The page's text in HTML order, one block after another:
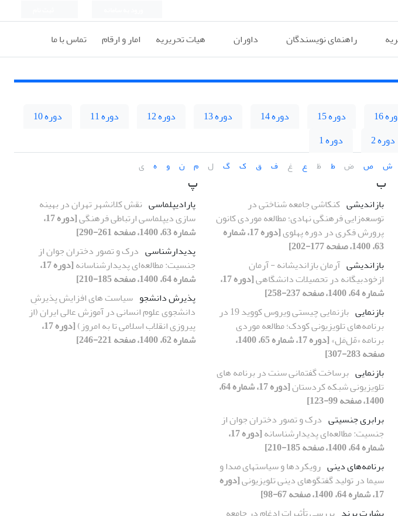
راهنمای نویسندگان داوران هیات تحریریه امار و ارقام تماس با ما
16 دوره 15 دوره 14 دوره 13 دوره 12 دوره 11
دوره 10
دوره 2 دوره 1
ش ص ض ط ظ ع غ ف ق ک گ ل م ن و ه ی
ب
بازاندیشی کنکاشی جامعه شناختی در
توسعه‌زایی فرهنگی نهادی؛ مطالعه موردی کانون
پرورش فکری در دوره پهلوی
[دوره 17، شماره
63، 1400، صفحه 177-202]
بازاندیشی آرمان بازاندیشانه - آرمان
ازخودبیگانه در تحصیلات دانشگاهی
[دوره 17،
شماره 64، 1400، صفحه 237-258]
بازنمایی
بازنمایی چیستی ویروس کووید 19 در
برنامه‌های تلویزیونی کودک؛ مطالعه موردی
برنامه «مّل‌مَل»
[دوره 17، شماره 65، 1400،
صفحه 283-307]
بازنمایی برساخت گفتمانی سنت در برنامه های
تلویزیونی شبکه کردستان
[دوره 17، شماره 64،
1400، صفحه 99-123]
برابری جنسیتی درک و تصور دختران جوان از
جنسیت: مطالعه‌ای پدیدارشناسانه
[دوره 17،
شماره 64، 1400، صفحه 185-210]
برنامه‌های دینی رویکردها و سیاستهای صدا و
سیما در تولید گفتگوهای دینی تلویزیونی[دوره
17، شماره 64، 1400، صفحه 67-98]
پ
پارادیپلماسی نقش کلانشهر تهران در بهینه
سازی دیپلماسی ارتباطی فرهنگی
[دوره 17،
شماره 63، 1400، صفحه 261-290]
پدیدارشناسی درک و تصور دختران جوان از
جنسیت: مطالعه‌ای پدیدارشناسانه
[دوره 17،
شماره 64، 1400، صفحه 185-210]
پذیرش دانشجو سیاست های افزایش پذیرشِ
دانشجوی علوم انسانی در آموزش عالی ایران (از
پیروزی انقلاب اسلامی تا به امروز)
[دوره 17،
شماره 62، 1400، صفحه 221-246]